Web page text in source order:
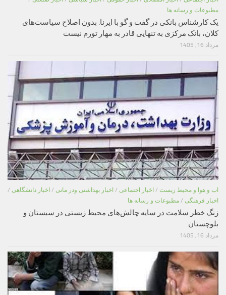
مطبوعات و رسانه ها
یک کارشناس بانکی در گفت و گو با ایرنا: بدون اصلاح سیاست‌های
کلان، بانک مرکزی به تنهایی قادر به مهار تورم نیست
مرداد 16, 1405
اب و هوا و محیط زیست / اخبار اجتماعی / اخبار بهداشتی ودر مانی / اخبار دانشگاهی /
اخبار فرهنگی / مطبوعات و رسانه ها
زنگ خطر سلامت در سایه چالش‌های محیط زیستی در سیستان و
بلوچستان
مرداد 16, 1405